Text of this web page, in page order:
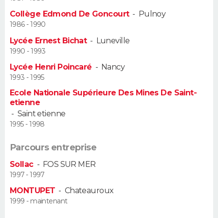
Alimentation
Guide de la santé
Maladies
Médicaments
Sommeil
VOYAGE
Destinations
City break
Voyage nature
Voyage de noces
Forum
Climat
+
PHOTO
GUIDES D'ACHAT
BONS PLANS
CARTE DE VOEUX
S'inscrire
Se connecter
Lycées
Collèges
Primaires
Universités
Entreprises
Service militaire
Avis de recherche
AVIS DE DÉCÈS
Collège Edmond De Goncourt- Pulnoy
1986 - 1990
Lycée Ernest Bichat- Luneville
1990 - 1993
Lycée Henri Poincaré - Nancy
1993 - 1995
Ecole Nationale Supérieure Des Mines De Saint-
etienne
- Saint etienne
1995 - 1998
Parcours entreprise
Sollac- FOS SUR MER
1997 - 1997
MONTUPET - Chateauroux
1999 - maintenant